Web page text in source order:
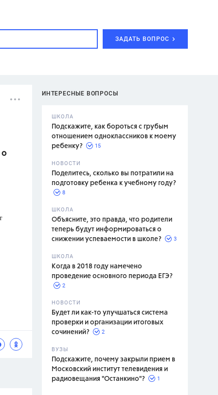
ЗАДАТЬ ВОПРОС
Л.С.,
ИНТЕРЕСНЫЕ ВОПРОСЫ
ШКОЛА
Подскажите, как бороться с грубым
отношением одноклассников к моему
ребенку?
15
НОВОСТИ
Поделитесь, сколько вы потратили на
подготовку ребенка к учебному году?
8
ШКОЛА
Объясните, это правда, что родители
теперь будут информироваться о
снижении успеваемости в школе?
3
ШКОЛА
Когда в 2018 году намечено
проведение основного периода ЕГЭ?
2
НОВОСТИ
Будет ли как-то улучшаться система
проверки и организации итоговых
сочинений?
2
ВУЗЫ
Подскажите, почему закрыли прием в
Московский институт телевидения и
радиовещания "Останкино"?
1
о